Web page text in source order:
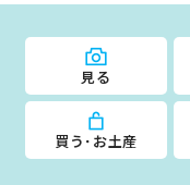
見る
買う･お土産